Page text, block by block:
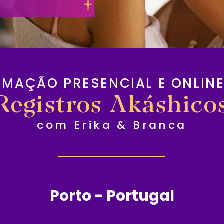
com Erika & Branca
PRESENCIAL E
Porto - Portugal